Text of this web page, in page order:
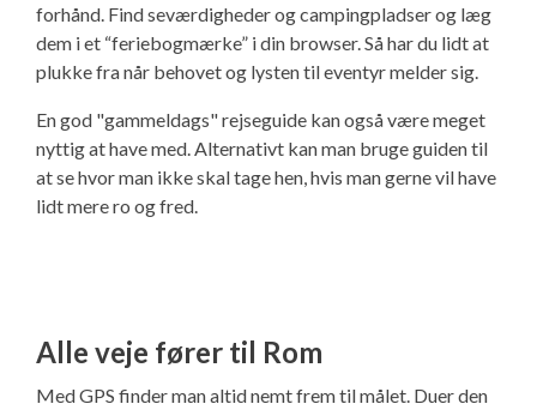
forhånd. Find seværdigheder og campingpladser og læg
dem i et “feriebogmærke” i din browser. Så har du lidt at
plukke fra når behovet og lysten til eventyr melder sig.
En god "gammeldags" rejseguide kan også være meget
nyttig at have med. Alternativt kan man bruge guiden til
at se hvor man ikke skal tage hen, hvis man gerne vil have
lidt mere ro og fred.
Alle veje fører til Rom
Med GPS finder man altid nemt frem til målet. Duer den